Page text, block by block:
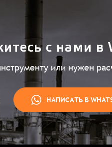
с нами в
или нужен
НАПИСАТЬ В